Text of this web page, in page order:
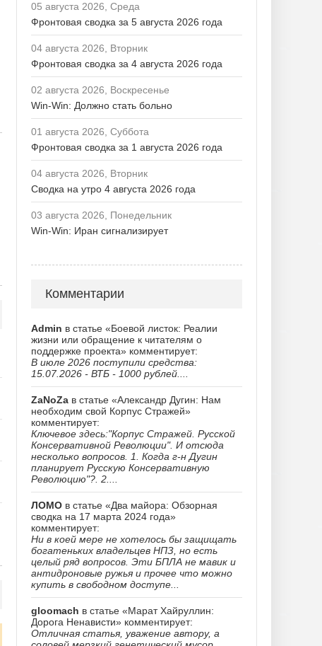
05 августа 2026, Среда
Фронтовая сводка за 5 августа 2026 года
04 августа 2026, Вторник
Фронтовая сводка за 4 августа 2026 года
02 августа 2026, Воскресенье
Win-Win: Должно стать больно
01 августа 2026, Суббота
Фронтовая сводка за 1 августа 2026 года
04 августа 2026, Вторник
Сводка на утро 4 августа 2026 года
03 августа 2026, Понедельник
Win-Win: Иран сигнализирует
Комментарии
Admin в статье «Боевой листок: Реалии
жизни или обращение к читателям о
поддержке проекта» комментирует:
В июле 2026 поступили средства:
15.07.2026 - ВТБ - 1000 рублей....
ZaNoZa в статье «Александр Дугин: Нам
необходим свой Корпус Стражей»
комментирует:
Ключевое здесь:"Корпус Стражей. Русской
Консервативной Революции". И отсюда
несколько вопросов. 1. Когда г-н Дугин
планирует Русскую Консервативную
Революцию"?. 2....
ЛОМО в статье «Два майора: Обзорная
сводка на 17 марта 2024 года»
комментирует:
Ни в коей мере не хотелось бы защищать
богатеньких владельцев НПЗ, но есть
целый ряд вопросов. Эти БПЛА не мавик и
антидроновые ружья и прочее что можно
купить в свободном доступе...
gloomach в статье «Марат Хайруллин:
Дорога Ненависти» комментирует:
Отличная статья, уважение автору, а